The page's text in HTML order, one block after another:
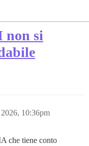
non si
10:36pm
che tiene conto